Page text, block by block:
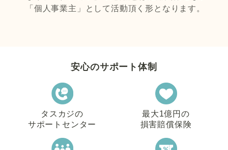
「個人事業主」として活動頂く形となります。
安心のサポート体制
タスカジの
サポートセンター
最大1億円の
損害賠償保険